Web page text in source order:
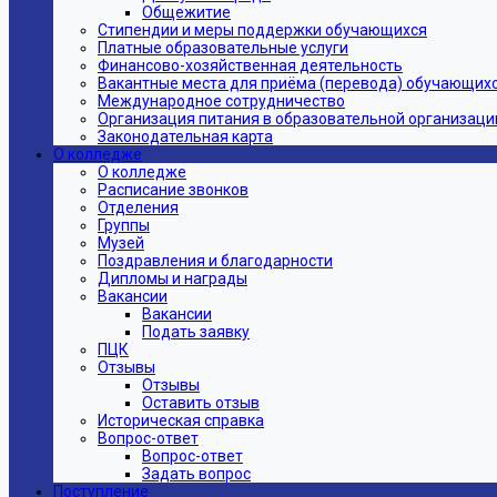
Общежитие
Стипендии и меры поддержки обучающихся
Платные образовательные услуги
Финансово-хозяйственная деятельность
Вакантные места для приёма (перевода)
Международное сотрудничество
Организация питания в образовательной
Законодательная карта
О колледже
О колледже
Расписание звонков
Отделения
Группы
Музей
Поздравления и благодарности
Дипломы и награды
Вакансии
Вакансии
Подать заявку
ПЦК
Отзывы
Отзывы
Оставить отзыв
Историческая справка
Вопрос-ответ
Вопрос-ответ
Задать вопрос
Поступление